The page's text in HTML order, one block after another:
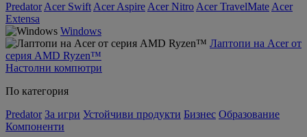
Predator Acer Swift Acer Aspire Acer Nitro Acer TravelMate Acer
Extensa
Windows
Лаптопи на Acer от
серия AMD Ryzen™
Настолни компютри
По категория
Predator За игри Устойчиви продукти Бизнес Образование
Компоненти